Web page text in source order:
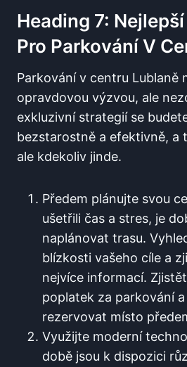
Heading 7:
Pro Parkování V
Parkování v centru Lublaně
opravdovou výzvou, ale
exkluzivní strategií se
bezstarostně a efektivně, a
ale kdekoliv jinde.
Předem plánujte svou
ušetřili čas a stres, je
naplánovat trasu.
blízkosti vašeho cíle a
nejvíce informací.
poplatek za parkování
rezervovat místo
Využijte moderní
době jsou k dispozici